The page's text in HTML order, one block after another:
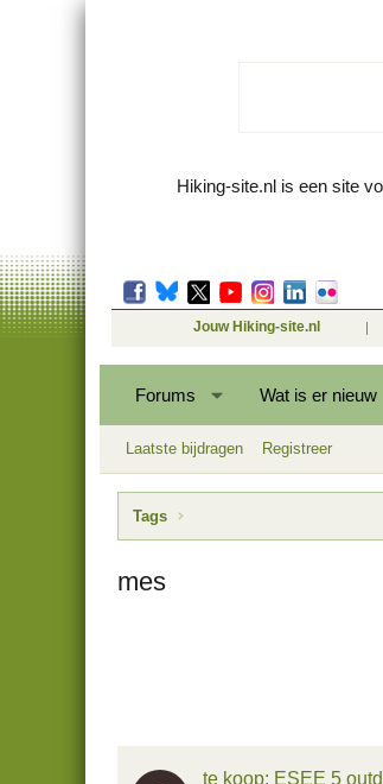
Hiking-site.nl is een site
Jouw Hiking-site.nl
Forums Wat is er nieuw
Laatste bijdragen Registreer
Tags
mes
te koop: ESEE 5